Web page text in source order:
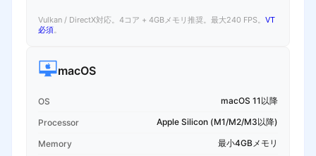
Vulkan / DirectX対応。4コア + 4GBメモリ推奨。最大240 FPS。 VT
必須。
macOS
OS macOS 11以降
Processor Apple Silicon (M1/M2/M3以降)
Memory 最小4GBメモリ